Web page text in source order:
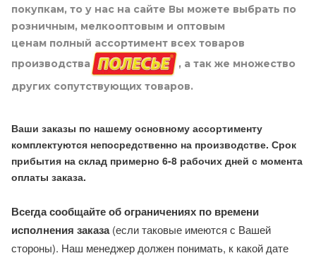
покупкам, то у нас на сайте Вы можете выбрать по
розничным, мелкооптовым и оптовым
ценам полный ассортимент всех товаров
производства
, а так же множество
других сопутствующих товаров.
Ваши заказы по нашему основному ассортименту
комплектуются непосредственно на производстве. Срок
прибытия на склад примерно 6-8 рабочих дней с момента
оплаты заказа.
Всегда сообщайте об ограничениях по времени
исполнения заказа(если таковые имеются с Вашей
стороны). Наш менеджер должен понимать, к какой дате